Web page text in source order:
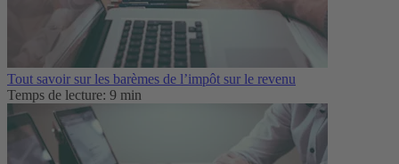
Tout savoir sur les barèmes de l’impôt sur le revenu
Temps de lecture: 9 min